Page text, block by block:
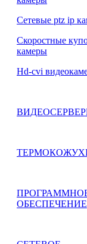
Сетевые ptz ip
Скоростные
камеры
Hd-cvi
ОБЕСПЕЧЕНИЕ